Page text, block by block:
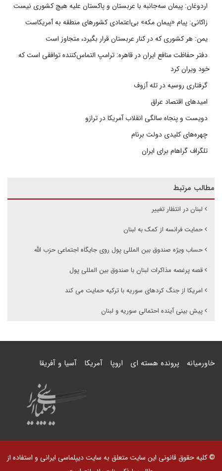
اردوغان: پیمان سه‌جانبه با عربستان و پاکستان علیه هیچ کشوری نیست
زاکانی: پیام «پیمان مکه» بی‌اعتمادی کشورهای منطقه به آمریکاست
یمن: هر کشوری که در کنار عربستان قرار بگیرد، متجاوز است
دفتر حفاظت منافع ایران در قاهره: ترامپ التماس‌کننده توافقی است که
خود ویران کرد
گرفتاری روسیه در تله آزوف
امیدهای اقتصاد عراق
دویست و پنجاه سالگی انقلاب آمریکا در ترازو
چهره‌های کلیدی دولت برنام
تلگراف گراهام برای ایران
مطالب مرتبط
لبنان در انتظار تغییر
حمایت فرانسه از کمک به لبنان
حساب ویژه صندوق بین المللی پول روی جایگاه اجتماعی حزب الله
قصه پرغصه مذاکرات لبنان با صندوق بین المللی پول
امریکا از جنگ کردهای سوریه با ترکیه حمایت می کند
پیش بینی آینده احتمالی سوریه و لبنان
خاورمیانه پرونده هسته ای اروپا آمریکا آسیا و آفریقا
© کلیه حقوق قانونی این سایت متعلق به سایت دیپلماسی ایرانی و استفاده از